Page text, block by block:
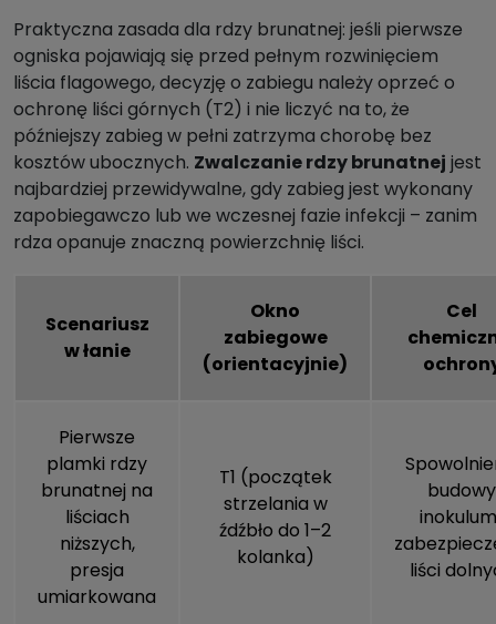
Praktyczna zasada dla rdzy brunatnej: jeśli pierwsze
ogniska pojawiają się przed pełnym rozwinięciem
liścia flagowego, decyzję o zabiegu należy oprzeć o
ochronę liści górnych (T2) i nie liczyć na to, że
późniejszy zabieg w pełni zatrzyma chorobę bez
kosztów ubocznych. Zwalczanie rdzy brunatnej jest
najbardziej przewidywalne, gdy zabieg jest wykonany
zapobiegawczo lub we wczesnej fazie infekcji – zanim
rdza opanuje znaczną powierzchnię liści.
Scenariusz
w łanie
Okno
zabiegowe
(orientacyjnie)
Cel
Pierwsze
plamki rdzy
brunatnej na
liściach
niższych,
presja
umiarkowana
T1 (początek
strzelania w
źdźbło do 1–2
kolanka)
budowy
liści